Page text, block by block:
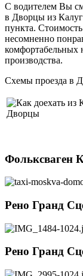
С водителем Вы
в Дворцы из
пункта.
несомненно
комфортабельных
производства.
Схемы проезда в
Фольксваген
Рено Гранд
Рено Гранд